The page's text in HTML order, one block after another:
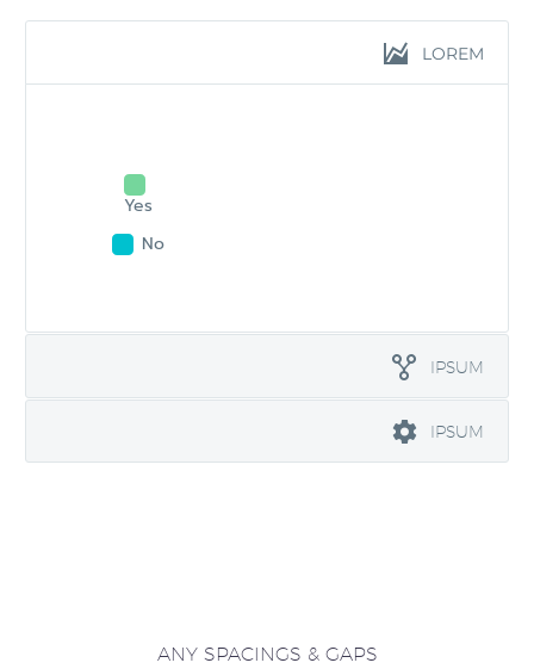
LOREM
Yes
No
IPSUM
IPSUM
ANY SPACINGS & GAPS